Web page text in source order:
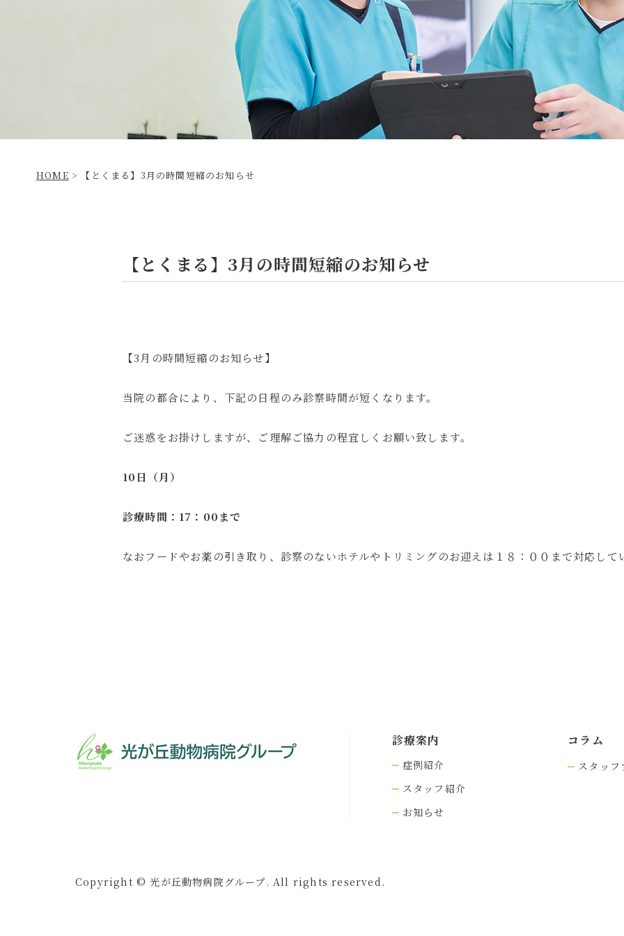
HOME > 【とくまる】3月の時間短縮のお知らせ
【とくまる】3月の時間短縮のお知らせ
【3月の時間短縮のお知らせ】
当院の都合により、下記の日程のみ診察時間が短くなります。
ご迷惑をお掛けしますが、ご理解ご協力の程宜しくお願い致します。
10日（月）
診療時間：17：00まで
なおフードやお薬の引き取り、診察のないホテルやトリミングのお迎えは１８：００まで対応して
診療案内
症例紹介
スタッフ紹介
お知らせ
コラム
スタッフ
Copyright © 光が丘動物病院グループ. All rights reserved.